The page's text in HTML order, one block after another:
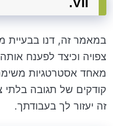
במאמר זה, דנו בבעיית
צפויה וכיצד לפענח
מאחד אסטרטגיות
קודקים של תגובה בלתי
זה יעזור לך בעבודתך.